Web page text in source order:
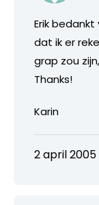
Erik
dat ik er
grap zou
Thanks!
Karin
2 april